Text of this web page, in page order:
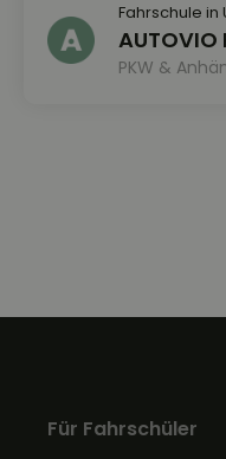
Fahrschule in
PKW &
Für Fahrschüler